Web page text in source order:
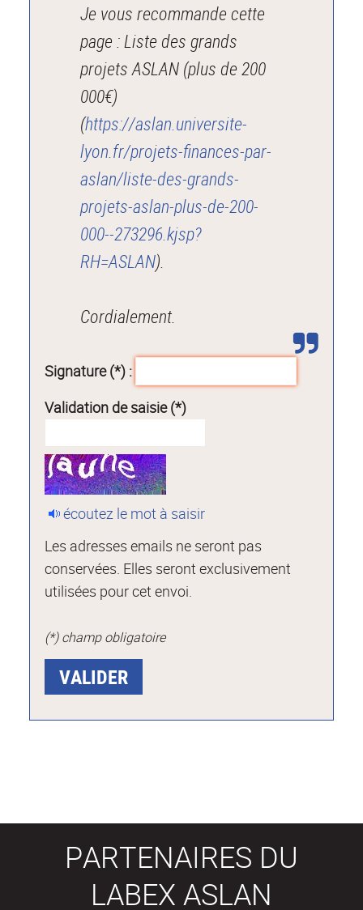
Je vous recommande cette
page : Liste des grands
projets ASLAN (plus de 200
000€)
(https://aslan.universite-
lyon.fr/projets-finances-par-
aslan/liste-des-grands-
projets-aslan-plus-de-200-
000--273296.kjsp?
RH=ASLAN).
Cordialement.
Signature (*) :
Validation de saisie (*)
écoutez le mot à saisir
Les adresses emails ne seront pas
conservées. Elles seront exclusivement
utilisées pour cet envoi.
(*) champ obligatoire
PARTENAIRES DU
LABEX ASLAN